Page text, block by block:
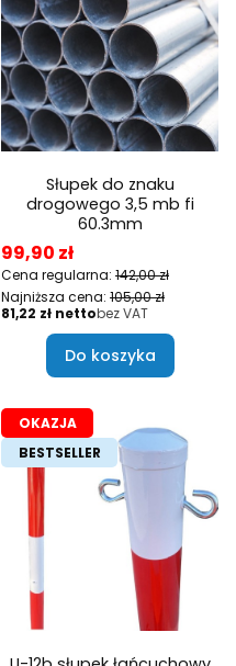
Słupek do znaku
drogowego 3,5 mb fi
60.3mm
Cena promocyjna
99,90 zł
Cena regularna: 142,00 zł
Najniższa cena: 105,00 zł
Cena
81,22 zł bez VAT
Do koszyka
OKAZJA
BESTSELLER